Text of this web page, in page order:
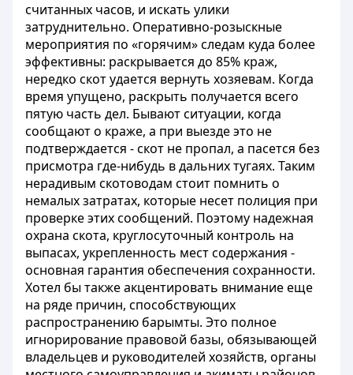
считанных часов, и искать улики
затруднительно. Оперативно-розыскные
мероприятия по «горячим» следам куда более
эффективны: раскрывается до 85% краж,
нередко скот удается вернуть хозяевам. Когда
время упущено, раскрыть получается всего
пятую часть дел. Бывают ситуации, когда
сообщают о краже, а при выезде это не
подтверждается - скот не пропал, а пасется без
присмотра где-нибудь в дальних тугаях. Таким
нерадивым скотоводам стоит помнить о
немалых затратах, которые несет полиция при
проверке этих сообщений. Поэтому надежная
охрана скота, круглосуточный контроль на
выпасах, укрепленность мест содержания -
основная гарантия обеспечения сохранности.
Хотел бы также акцентировать внимание еще
на ряде причин, способствующих
распространению барымты. Это полное
игнорирование правовой базы, обязывающей
владельцев и руководителей хозяйств, органы